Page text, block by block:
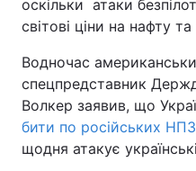
оскільки атаки
світові ціни на нафту
Водночас
спецпредставник
Волкер заявив, що
бити по російських НПЗ
щодня атакує